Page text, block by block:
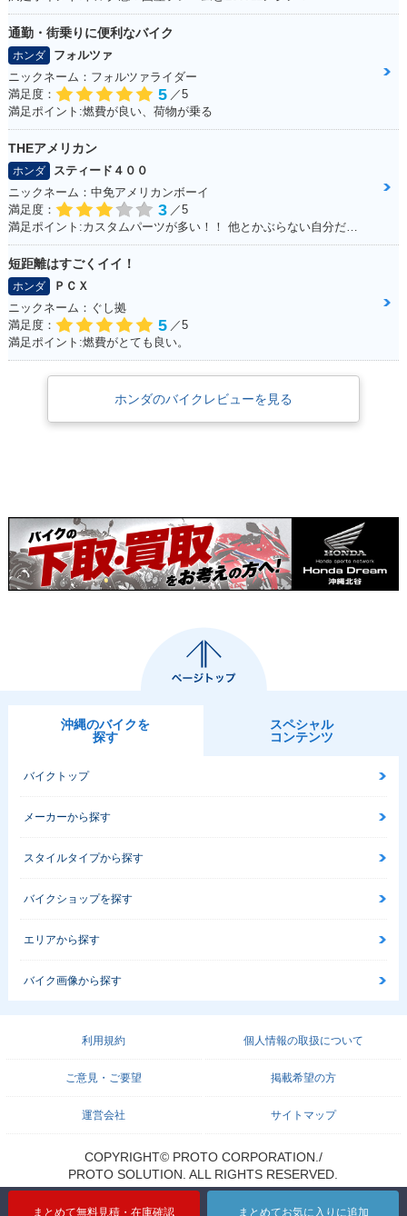
まとめて無料見積・在庫確認 まとめてお気に入りに追加
通勤・街乗りに便利なバイク
ホンダ
フォルツァ
ニックネーム：フォルツァライダー
満足度：
5 ／5
満足ポイント:燃費が良い、荷物が乗る
THEアメリカン
ホンダ
スティード４００
ニックネーム：中免アメリカンボーイ
満足度：
3 ／5
満足ポイント:カスタムパーツが多い！！ 他とかぶらない自分だけのオリジナルバイクを作れます☆ 400ccだけど、カスタムすれば迫力満点
短距離はすごくイイ！
ホンダ
ＰＣＸ
ニックネーム：ぐし拠
満足度：
5 ／5
満足ポイント:燃費がとても良い。
ホンダのバイクレビューを見る
沖縄のバイクを
探す
スペシャル
コンテンツ
バイクトップ
メーカーから探す
スタイルタイプから探す
バイクショップを探す
エリアから探す
バイク画像から探す
利用規約 個人情報の取扱について
ご意見・ご要望 掲載希望の方
運営会社 サイトマップ
COPYRIGHT© PROTO CORPORATION./
PROTO SOLUTION. ALL RIGHTS RESERVED.